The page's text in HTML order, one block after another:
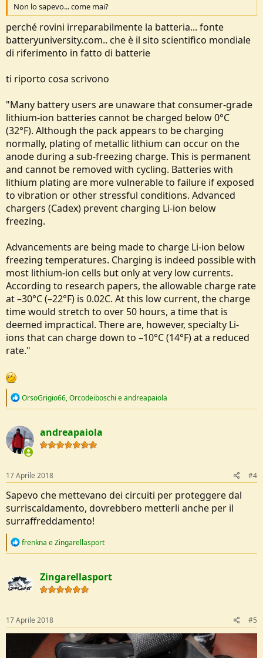
Non lo sapevo... come mai?
perché rovini irreparabilmente la batteria... fonte
batteryuniversity.com.. che è il sito scientifico mondiale
di riferimento in fatto di batterie
ti riporto cosa scrivono
"Many battery users are unaware that consumer-grade
lithium-ion batteries cannot be charged below 0°C
(32°F). Although the pack appears to be charging
normally, plating of metallic lithium can occur on the
anode during a sub-freezing charge. This is permanent
and cannot be removed with cycling. Batteries with
lithium plating are more vulnerable to failure if exposed
to vibration or other stressful conditions. Advanced
chargers (Cadex) prevent charging Li-ion below
freezing.
Advancements are being made to charge Li-ion below
freezing temperatures. Charging is indeed possible with
most lithium-ion cells but only at very low currents.
According to research papers, the allowable charge rate
at –30°C (–22°F) is 0.02C. At this low current, the charge
time would stretch to over 50 hours, a time that is
deemed impractical. There are, however, specialty Li-
ions that can charge down to –10°C (14°F) at a reduced
rate."
R
c
t
i
o
s
:
OrsoGrigio66,Orcodeiboschi eandreapaiola
andreapaiola
17 Aprile 2018 #4
Sapevo che mettevano dei circuiti per proteggere dal
surriscaldamento, dovrebbero metterli anche per il
surraffreddamento!
R
t
i
s
:
frenkna eZingarellasport
Zingarellasport
17 Aprile 2018 #5